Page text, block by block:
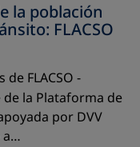
la población
FLACSO
de FLACSO -
la Plataforma de
por DVV
a…